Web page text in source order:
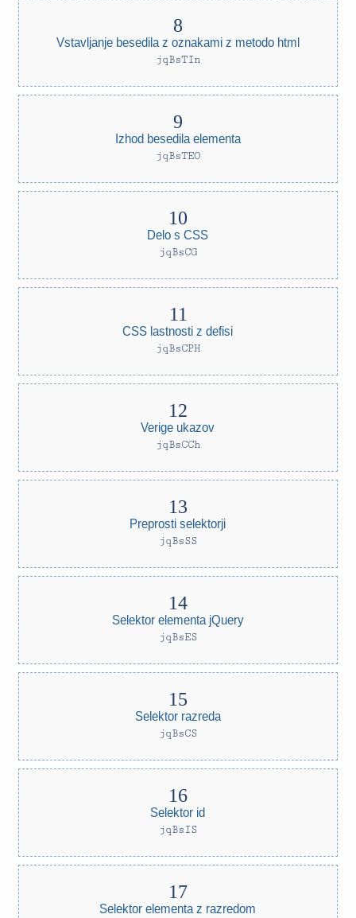
Vstavljanje besedila z oznakami z metodo html
jqBsTIn
Izhod besedila elementa
jqBsTEO
Delo s CSS
jqBsCG
CSS lastnosti z defisi
jqBsCPH
Verige ukazov
jqBsCCh
Preprosti selektorji
jqBsSS
Selektor elementa jQuery
jqBsES
Selektor razreda
jqBsCS
Selektor id
jqBsIS
Selektor elementa z razredom